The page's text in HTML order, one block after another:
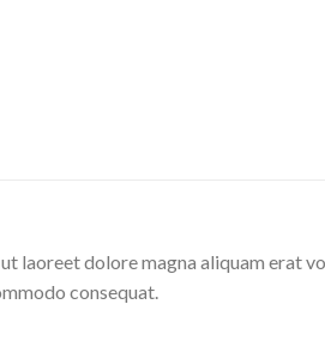
laoreet dolore magna aliquam erat
consequat.